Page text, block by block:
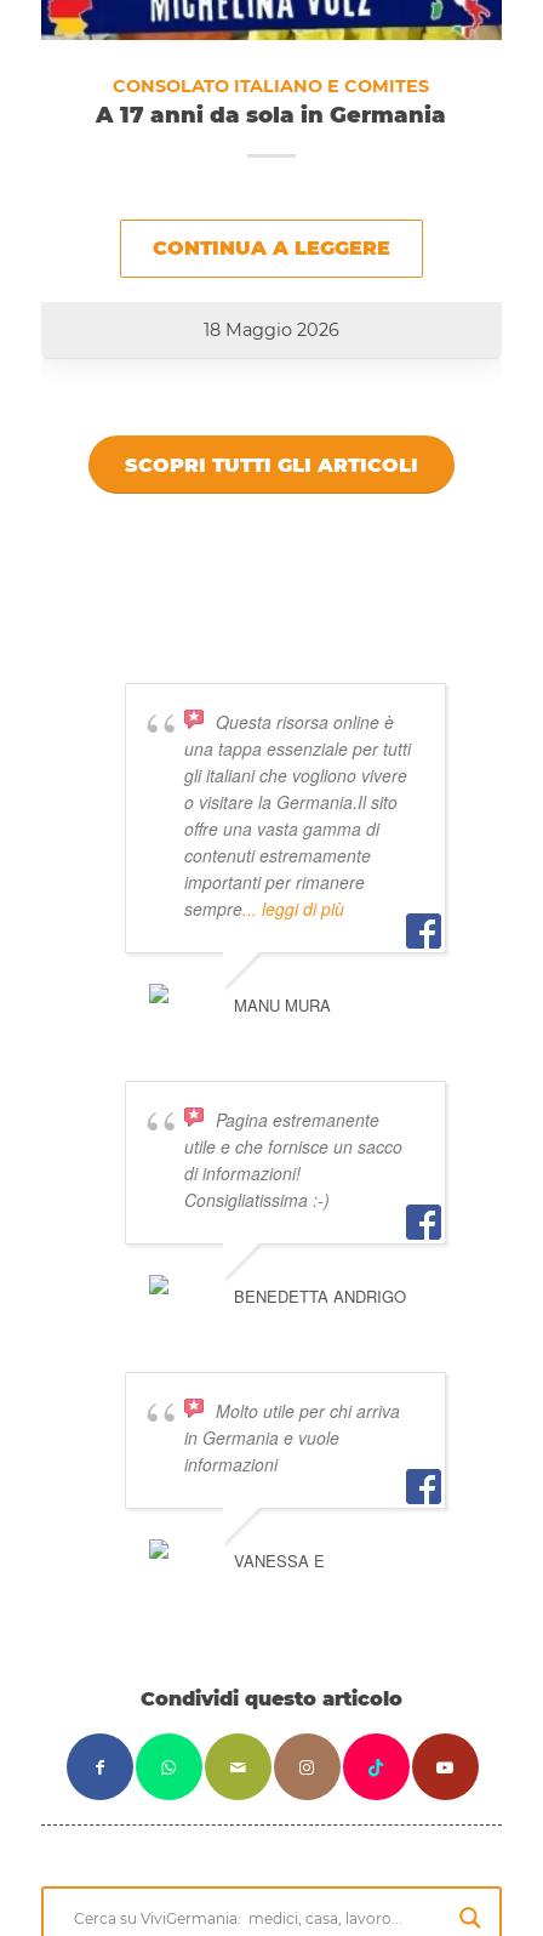
CONSOLATO ITALIANO E COMITES
A 17 anni da sola in Germania
CONTINUA A LEGGERE
18 Maggio 2026
SCOPRI TUTTI GLI ARTICOLI
Questa risorsa online è
una tappa essenziale per tutti
gli italiani che vogliono vivere
o visitare la Germania.Il sito
offre una vasta gamma di
contenuti estremamente
importanti per rimanere
sempre... leggi di più
MANU MURA
Pagina estremanente
utile e che fornisce un sacco
di informazioni!
Consigliatissima :-)
BENEDETTA ANDRIGO
Molto utile per chi arriva
in Germania e vuole
informazioni
VANESSA E
Condividi questo articolo